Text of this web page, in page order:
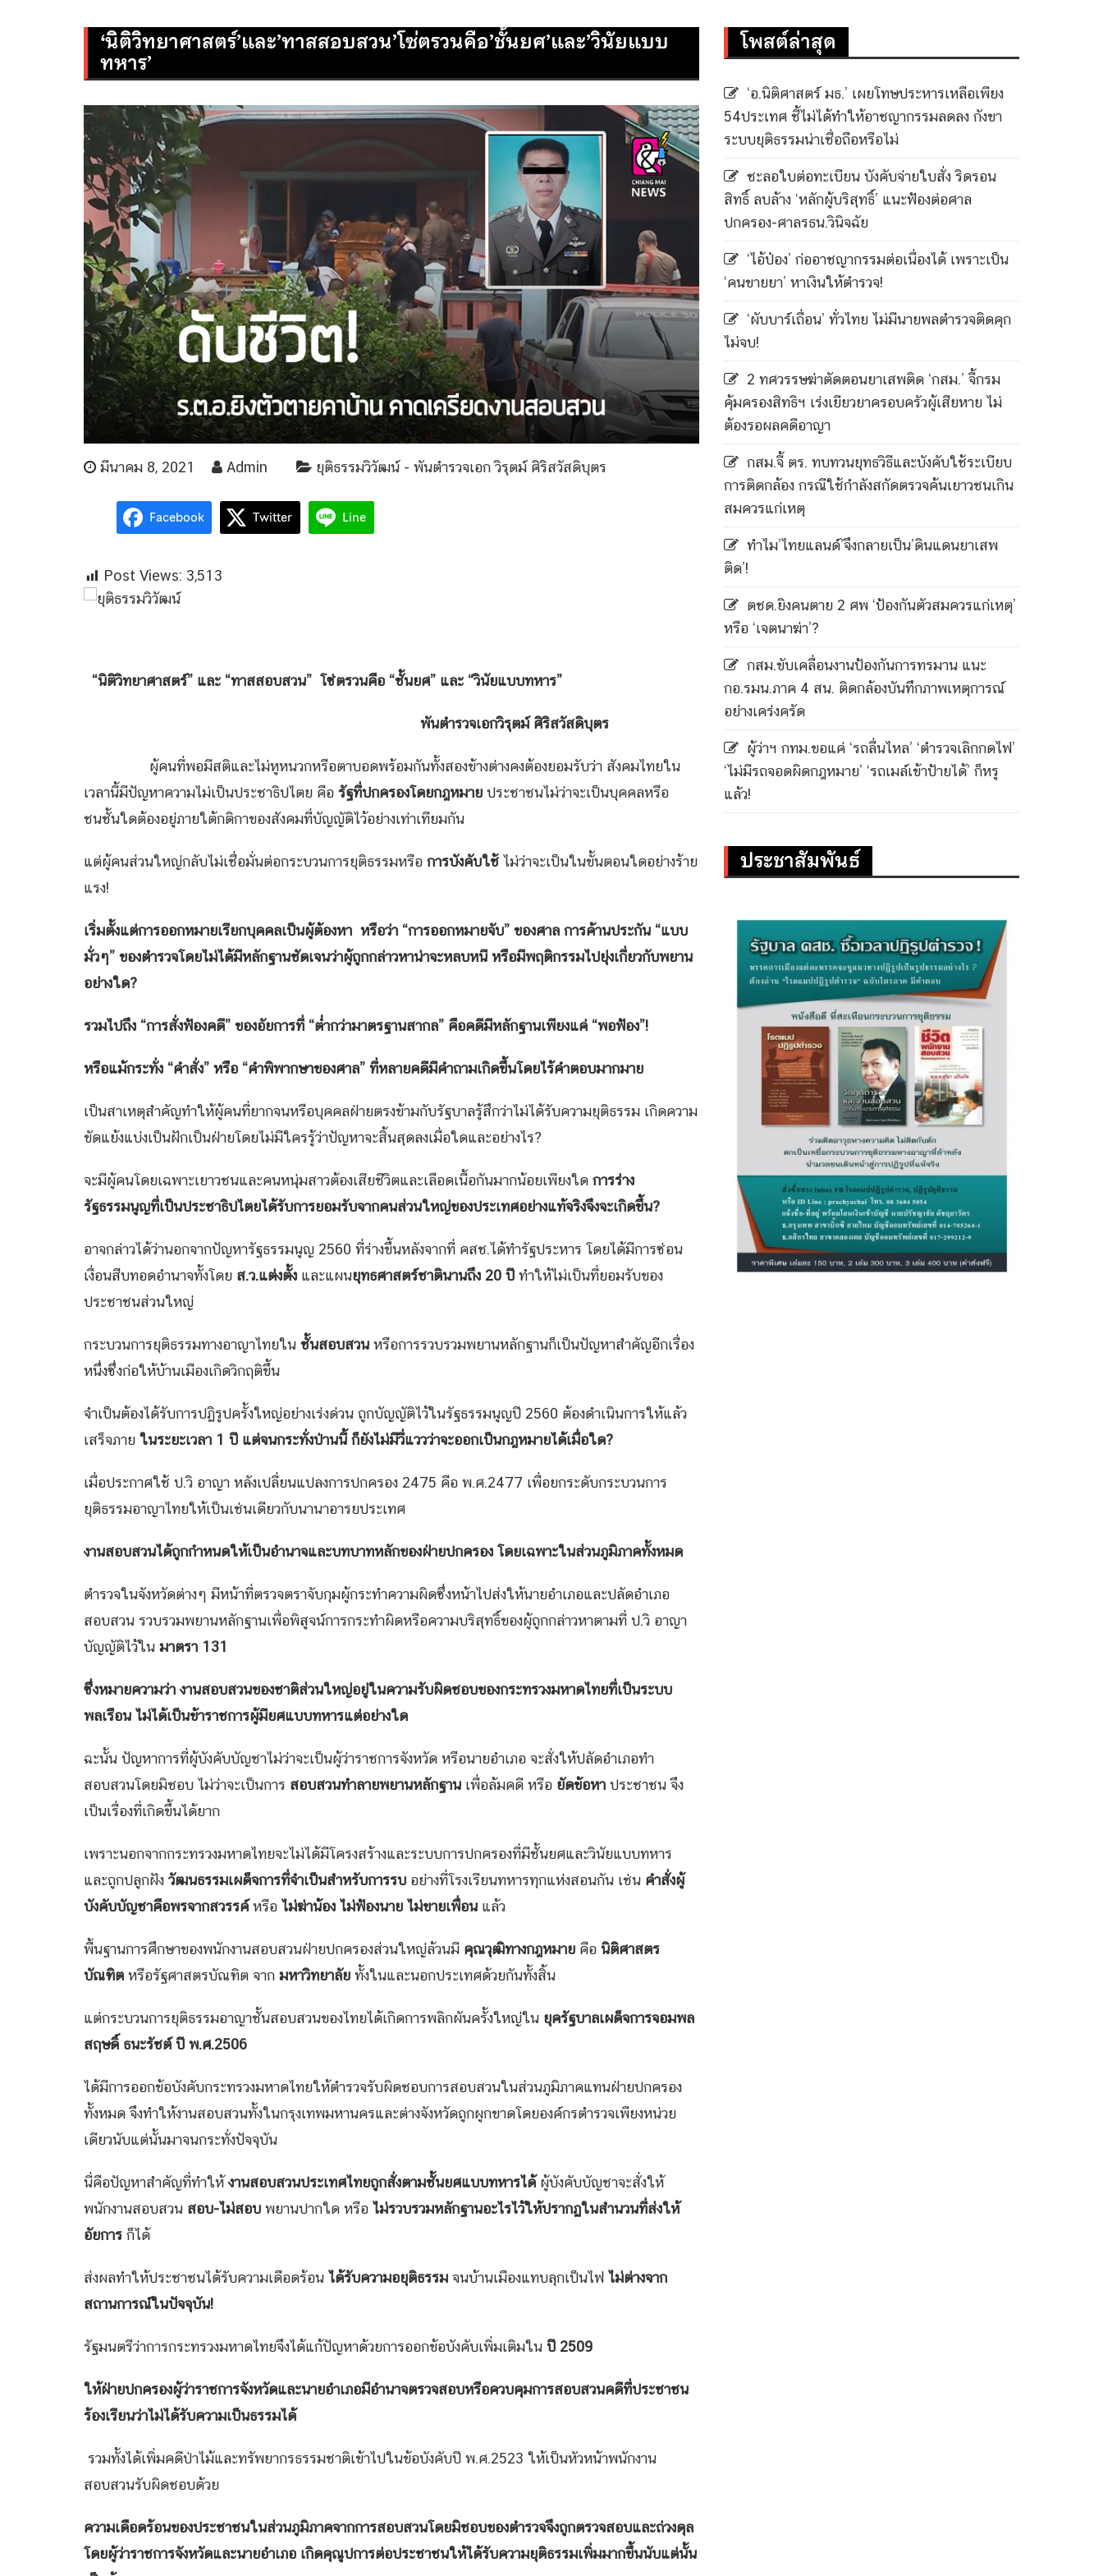
‘นิติวิทยาศาสตร์’และ’ทาสสอบสวน’โซ่ตรวนคือ’ชั้นยศ’และ’วินัยแบบ
ทหาร’
มีนาคม 8, 2021 Admin ยุติธรรมวิวัฒน์ - พันตำรวจเอก วิรุตม์ ศิริสวัสดิบุตร
Facebook Twitter Line
Post Views: 3,513
“นิติวิทยาศาสตร์” และ “ทาสสอบสวน” โซ่ตรวนคือ “ชั้นยศ” และ “วินัยแบบทหาร”
พันตำรวจเอกวิรุตม์ ศิริสวัสดิบุตร
ผู้คนที่พอมีสติและไม่หูหนวกหรือตาบอดพร้อมกันทั้งสองข้างต่างคงต้องยอมรับว่า สังคมไทยใน
เวลานี้มีปัญหาความไม่เป็นประชาธิปไตย คือ รัฐที่ปกครองโดยกฎหมาย ประชาชนไม่ว่าจะเป็นบุคคลหรือ
ชนชั้นใดต้องอยู่ภายใต้กติกาของสังคมที่บัญญัติไว้อย่างเท่าเทียมกัน
แต่ผู้คนส่วนใหญ่กลับไม่เชื่อมั่นต่อกระบวนการยุติธรรมหรือ การบังคับใช้ ไม่ว่าจะเป็นในขั้นตอนใดอย่างร้าย
แรง!
เริ่มตั้งแต่การออกหมายเรียกบุคคลเป็นผู้ต้องหา หรือว่า “การออกหมายจับ” ของศาล การค้านประกัน “แบบ
มั่วๆ” ของตำรวจโดยไม่ได้มีหลักฐานชัดเจนว่าผู้ถูกกล่าวหาน่าจะหลบหนี หรือมีพฤติกรรมไปยุ่งเกี่ยวกับพยาน
อย่างใด?
รวมไปถึง “การสั่งฟ้องคดี” ของอัยการที่ “ต่ำกว่ามาตรฐานสากล” คือคดีมีหลักฐานเพียงแค่ “พอฟ้อง”!
หรือแม้กระทั่ง “คำสั่ง” หรือ “คำพิพากษาของศาล” ที่หลายคดีมีคำถามเกิดขึ้นโดยไร้คำตอบมากมาย
เป็นสาเหตุสำคัญทำให้ผู้คนที่ยากจนหรือบุคคลฝ่ายตรงข้ามกับรัฐบาลรู้สึกว่าไม่ได้รับความยุติธรรม เกิดความ
ขัดแย้งแบ่งเป็นฝักเป็นฝ่ายโดยไม่มีใครรู้ว่าปัญหาจะสิ้นสุดลงเมื่อใดและอย่างไร?
จะมีผู้คนโดยเฉพาะเยาวชนและคนหนุ่มสาวต้องเสียชีวิตและเลือดเนื้อกันมากน้อยเพียงใด การร่าง
รัฐธรรมนูญที่เป็นประชาธิปไตยได้รับการยอมรับจากคนส่วนใหญ่ของประเทศอย่างแท้จริงจึงจะเกิดขึ้น?
อาจกล่าวได้ว่านอกจากปัญหารัฐธรรมนูญ 2560 ที่ร่างขึ้นหลังจากที่ คสช.ได้ทำรัฐประหาร โดยได้มีการซ่อน
เงื่อนสืบทอดอำนาจทั้งโดย ส.ว.แต่งตั้ง และแผนยุทธศาสตร์ชาตินานถึง 20 ปี ทำให้ไม่เป็นที่ยอมรับของ
ประชาชนส่วนใหญ่
กระบวนการยุติธรรมทางอาญาไทยใน ชั้นสอบสวน หรือการรวบรวมพยานหลักฐานก็เป็นปัญหาสำคัญอีกเรื่อง
หนึ่งซึ่งก่อให้บ้านเมืองเกิดวิกฤติขึ้น
จำเป็นต้องได้รับการปฏิรูปครั้งใหญ่อย่างเร่งด่วน ถูกบัญญัติไว้ในรัฐธรรมนูญปี 2560 ต้องดำเนินการให้แล้ว
เสร็จภาย ในระยะเวลา 1 ปี แต่จนกระทั่งป่านนี้ ก็ยังไม่มีวี่แววว่าจะออกเป็นกฎหมายได้เมื่อใด?
เมื่อประกาศใช้ ป.วิ อาญา หลังเปลี่ยนแปลงการปกครอง 2475 คือ พ.ศ.2477 เพื่อยกระดับกระบวนการ
ยุติธรรมอาญาไทยให้เป็นเช่นเดียวกับนานาอารยประเทศ
งานสอบสวนได้ถูกกำหนดให้เป็นอำนาจและบทบาทหลักของฝ่ายปกครอง โดยเฉพาะในส่วนภูมิภาคทั้งหมด
ตำรวจในจังหวัดต่างๆ มีหน้าที่ตรวจตราจับกุมผู้กระทำความผิดซึ่งหน้าไปส่งให้นายอำเภอและปลัดอำเภอ
สอบสวน รวบรวมพยานหลักฐานเพื่อพิสูจน์การกระทำผิดหรือความบริสุทธิ์ของผู้ถูกกล่าวหาตามที่ ป.วิ อาญา
บัญญัติไว้ใน มาตรา 131
ซึ่งหมายความว่า งานสอบสวนของชาติส่วนใหญ่อยู่ในความรับผิดชอบของกระทรวงมหาดไทยที่เป็นระบบ
พลเรือน ไม่ได้เป็นข้าราชการผู้มียศแบบทหารแต่อย่างใด
ฉะนั้น ปัญหาการที่ผู้บังคับบัญชาไม่ว่าจะเป็นผู้ว่าราชการจังหวัด หรือนายอำเภอ จะสั่งให้ปลัดอำเภอทำ
สอบสวนโดยมิชอบ ไม่ว่าจะเป็นการ สอบสวนทำลายพยานหลักฐาน เพื่อล้มคดี หรือ ยัดข้อหา ประชาชน จึง
เป็นเรื่องที่เกิดขึ้นได้ยาก
เพราะนอกจากกระทรวงมหาดไทยจะไม่ได้มีโครงสร้างและระบบการปกครองที่มีชั้นยศและวินัยแบบทหาร
และถูกปลูกฝัง วัฒนธรรมเผด็จการที่จำเป็นสำหรับการรบ อย่างที่โรงเรียนทหารทุกแห่งสอนกัน เช่น คำสั่งผู้
บังคับบัญชาคือพรจากสวรรค์หรือ ไม่ฆ่าน้อง ไม่ฟ้องนาย ไม่ขายเพื่อน แล้ว
พื้นฐานการศึกษาของพนักงานสอบสวนฝ่ายปกครองส่วนใหญ่ล้วนมี คุณวุฒิทางกฎหมาย คือ นิติศาสตร
บัณฑิต หรือรัฐศาสตรบัณฑิต จาก มหาวิทยาลัย ทั้งในและนอกประเทศด้วยกันทั้งสิ้น
แต่กระบวนการยุติธรรมอาญาชั้นสอบสวนของไทยได้เกิดการพลิกผันครั้งใหญ่ใน ยุครัฐบาลเผด็จการจอมพล
สฤษดิ์ ธนะรัชต์ ปี พ.ศ.2506
ได้มีการออกข้อบังคับกระทรวงมหาดไทยให้ตำรวจรับผิดชอบการสอบสวนในส่วนภูมิภาคแทนฝ่ายปกครอง
ทั้งหมด จึงทำให้งานสอบสวนทั้งในกรุงเทพมหานครและต่างจังหวัดถูกผูกขาดโดยองค์กรตำรวจเพียงหน่วย
เดียวนับแต่นั้นมาจนกระทั่งปัจจุบัน
นี่คือปัญหาสำคัญที่ทำให้งานสอบสวนประเทศไทยถูกสั่งตามชั้นยศแบบทหารได้ผู้บังคับบัญชาจะสั่งให้
พนักงานสอบสวน สอบ-ไม่สอบ พยานปากใด หรือ ไม่รวบรวมหลักฐานอะไรไว้ให้ปรากฏในสำนวนที่ส่งให้
อัยการ ก็ได้
ส่งผลทำให้ประชาชนได้รับความเดือดร้อน ได้รับความอยุติธรรม จนบ้านเมืองแทบลุกเป็นไฟ ไม่ต่างจาก
สถานการณ์ในปัจจุบัน!
รัฐมนตรีว่าการกระทรวงมหาดไทยจึงได้แก้ปัญหาด้วยการออกข้อบังคับเพิ่มเติมใน ปี 2509
ให้ฝ่ายปกครองผู้ว่าราชการจังหวัดและนายอำเภอมีอำนาจตรวจสอบหรือควบคุมการสอบสวนคดีที่ประชาชน
ร้องเรียนว่าไม่ได้รับความเป็นธรรมได้
รวมทั้งได้เพิ่มคดีป่าไม้และทรัพยากรธรรมชาติเข้าไปในข้อบังคับปี พ.ศ.2523 ให้เป็นหัวหน้าพนักงาน
สอบสวนรับผิดชอบด้วย
ความเดือดร้อนของประชาชนในส่วนภูมิภาคจากการสอบสวนโดยมิชอบของตำรวจจึงถูกตรวจสอบและถ่วงดุล
โดยผู้ว่าราชการจังหวัดและนายอำเภอ เกิดคุณูปการต่อประชาชนให้ได้รับความยุติธรรมเพิ่มมากขึ้นนับแต่นั้น
โพสต์ล่าสุด
‘อ.นิติศาสตร์ มธ.’ เผยโทษประหารเหลือเพียง
54ประเทศ ชี้ไม่ได้ทำให้อาชญากรรมลดลง กังขา
ระบบยุติธรรมน่าเชื่อถือหรือไม่
ชะลอใบต่อทะเบียน บังคับจ่ายใบสั่ง ริดรอน
สิทธิ์ ลบล้าง ‘หลักผู้บริสุทธิ์’ แนะฟ้องต่อศาล
ปกครอง-ศาลรธน.วินิจฉัย
‘ไอ้ป๋อง’ ก่ออาชญากรรมต่อเนื่องได้ เพราะเป็น
‘คนขายยา’ หาเงินให้ตำรวจ!
‘ผับบาร์เถื่อน’ ทั่วไทย ไม่มีนายพลตำรวจติดคุก
ไม่จบ!
2 ทศวรรษฆ่าตัดตอนยาเสพติด ‘กสม.’ จี้กรม
คุ้มครองสิทธิฯ เร่งเยียวยาครอบครัวผู้เสียหาย ไม่
ต้องรอผลคดีอาญา
กสม.จี้ ตร. ทบทวนยุทธวิธีและบังคับใช้ระเบียบ
การติดกล้อง กรณีใช้กำลังสกัดตรวจค้นเยาวชนเกิน
สมควรแก่เหตุ
ทำไม’ไทยแลนด์’จึงกลายเป็น’ดินแดนยาเสพ
ติด’!
ตชด.ยิงคนตาย 2 ศพ ‘ป้องกันตัวสมควรแก่เหตุ’
หรือ ‘เจตนาฆ่า’?
กสม.ขับเคลื่อนงานป้องกันการทรมาน แนะ
กอ.รมน.ภาค 4 สน. ติดกล้องบันทึกภาพเหตุการณ์
อย่างเคร่งครัด
ผู้ว่าฯ กทม.ขอแค่ ‘รถลื่นไหล’ ‘ตำรวจเลิกกดไฟ’
‘ไม่มีรถจอดผิดกฎหมาย’ ‘รถเมล์เข้าป้ายได้’ ก็หรู
แล้ว!
ประชาสัมพันธ์